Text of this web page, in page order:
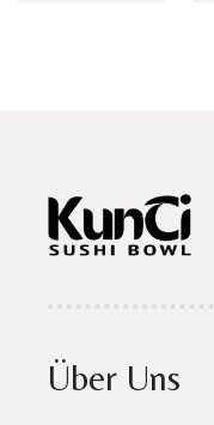
Über Uns